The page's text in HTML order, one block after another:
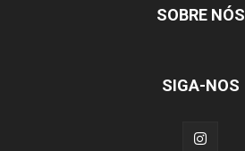
SOBRE NÓS
SIGA-NOS